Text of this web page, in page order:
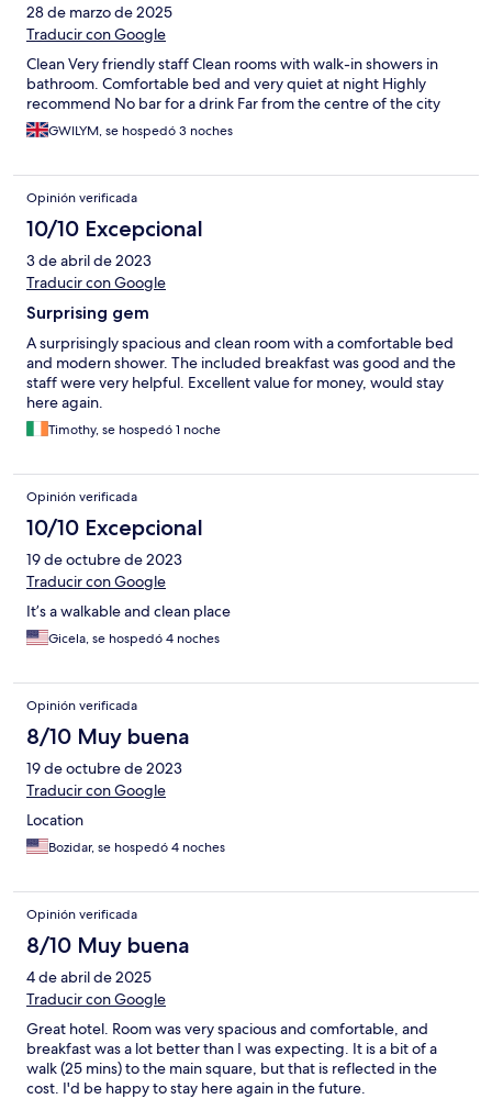
28 de marzo de 2025
Traducir con Google
Clean Very friendly staff Clean rooms with walk-in showers in
bathroom. Comfortable bed and very quiet at night Highly
recommend No bar for a drink Far from the centre of the city
GWILYM, se hospedó 3 noches
Opinión verificada
10/10 Excepcional
3 de abril de 2023
Traducir con Google
Surprising gem
A surprisingly spacious and clean room with a comfortable bed
and modern shower. The included breakfast was good and the
staff were very helpful. Excellent value for money, would stay
here again.
Timothy, se hospedó 1 noche
Opinión verificada
10/10 Excepcional
19 de octubre de 2023
Traducir con Google
It’s a walkable and clean place
Gicela, se hospedó 4 noches
Opinión verificada
8/10 Muy buena
19 de octubre de 2023
Traducir con Google
Location
Bozidar, se hospedó 4 noches
Opinión verificada
8/10 Muy buena
4 de abril de 2025
Traducir con Google
Great hotel. Room was very spacious and comfortable, and
breakfast was a lot better than I was expecting. It is a bit of a
walk (25 mins) to the main square, but that is reflected in the
cost. I'd be happy to stay here again in the future.